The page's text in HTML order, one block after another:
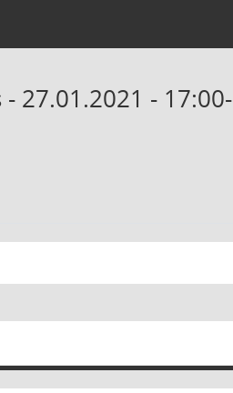
27.01.2021 - 17:00-